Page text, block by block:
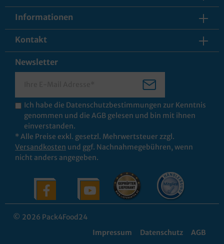
Informationen
Kontakt
Newsletter
Ich habe die Datenschutzbestimmungen zur Kenntnis
genommen und die AGB gelesen und bin mit ihnen
einverstanden.
* Alle Preise exkl. gesetzl. Mehrwertsteuer zzgl.
Versandkosten und ggf. Nachnahmegebühren, wenn
nicht anders angegeben.
© 2026 Pack4Food24
Impressum
Datenschutz AGB